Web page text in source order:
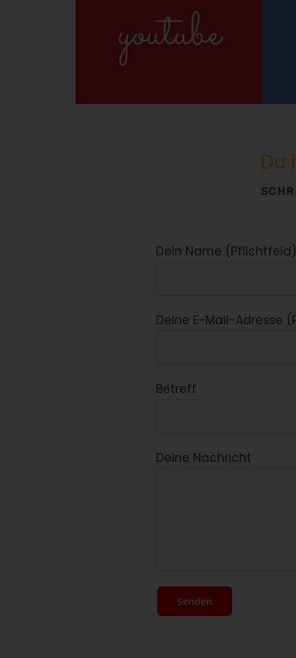
youtube
Du
Dein Name (Pflichtfeld)
Deine E-Mail-Adresse
Betreff
Deine Nachricht